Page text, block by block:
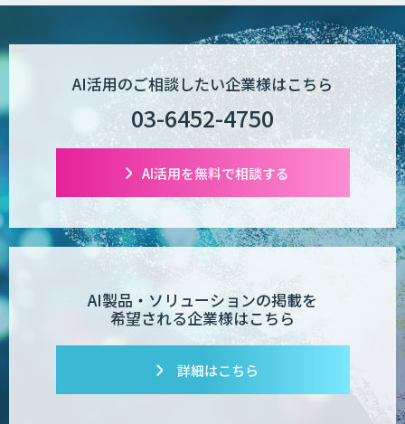
AI活用のご相談したい企業様はこちら
03-6452-4750
AI活用を無料で相談する
AI製品・ソリューションの掲載を
希望される企業様はこちら
詳細はこちら